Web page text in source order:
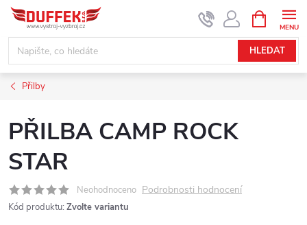
Přejít
obsah
HLEDAT
NÁKUPNÍ
KOŠÍK
Přilby
PŘILBA CAMP ROCK
STAR
Neohodnoceno Podrobnosti hodnocení
Kód produktu: Zvolte variantu